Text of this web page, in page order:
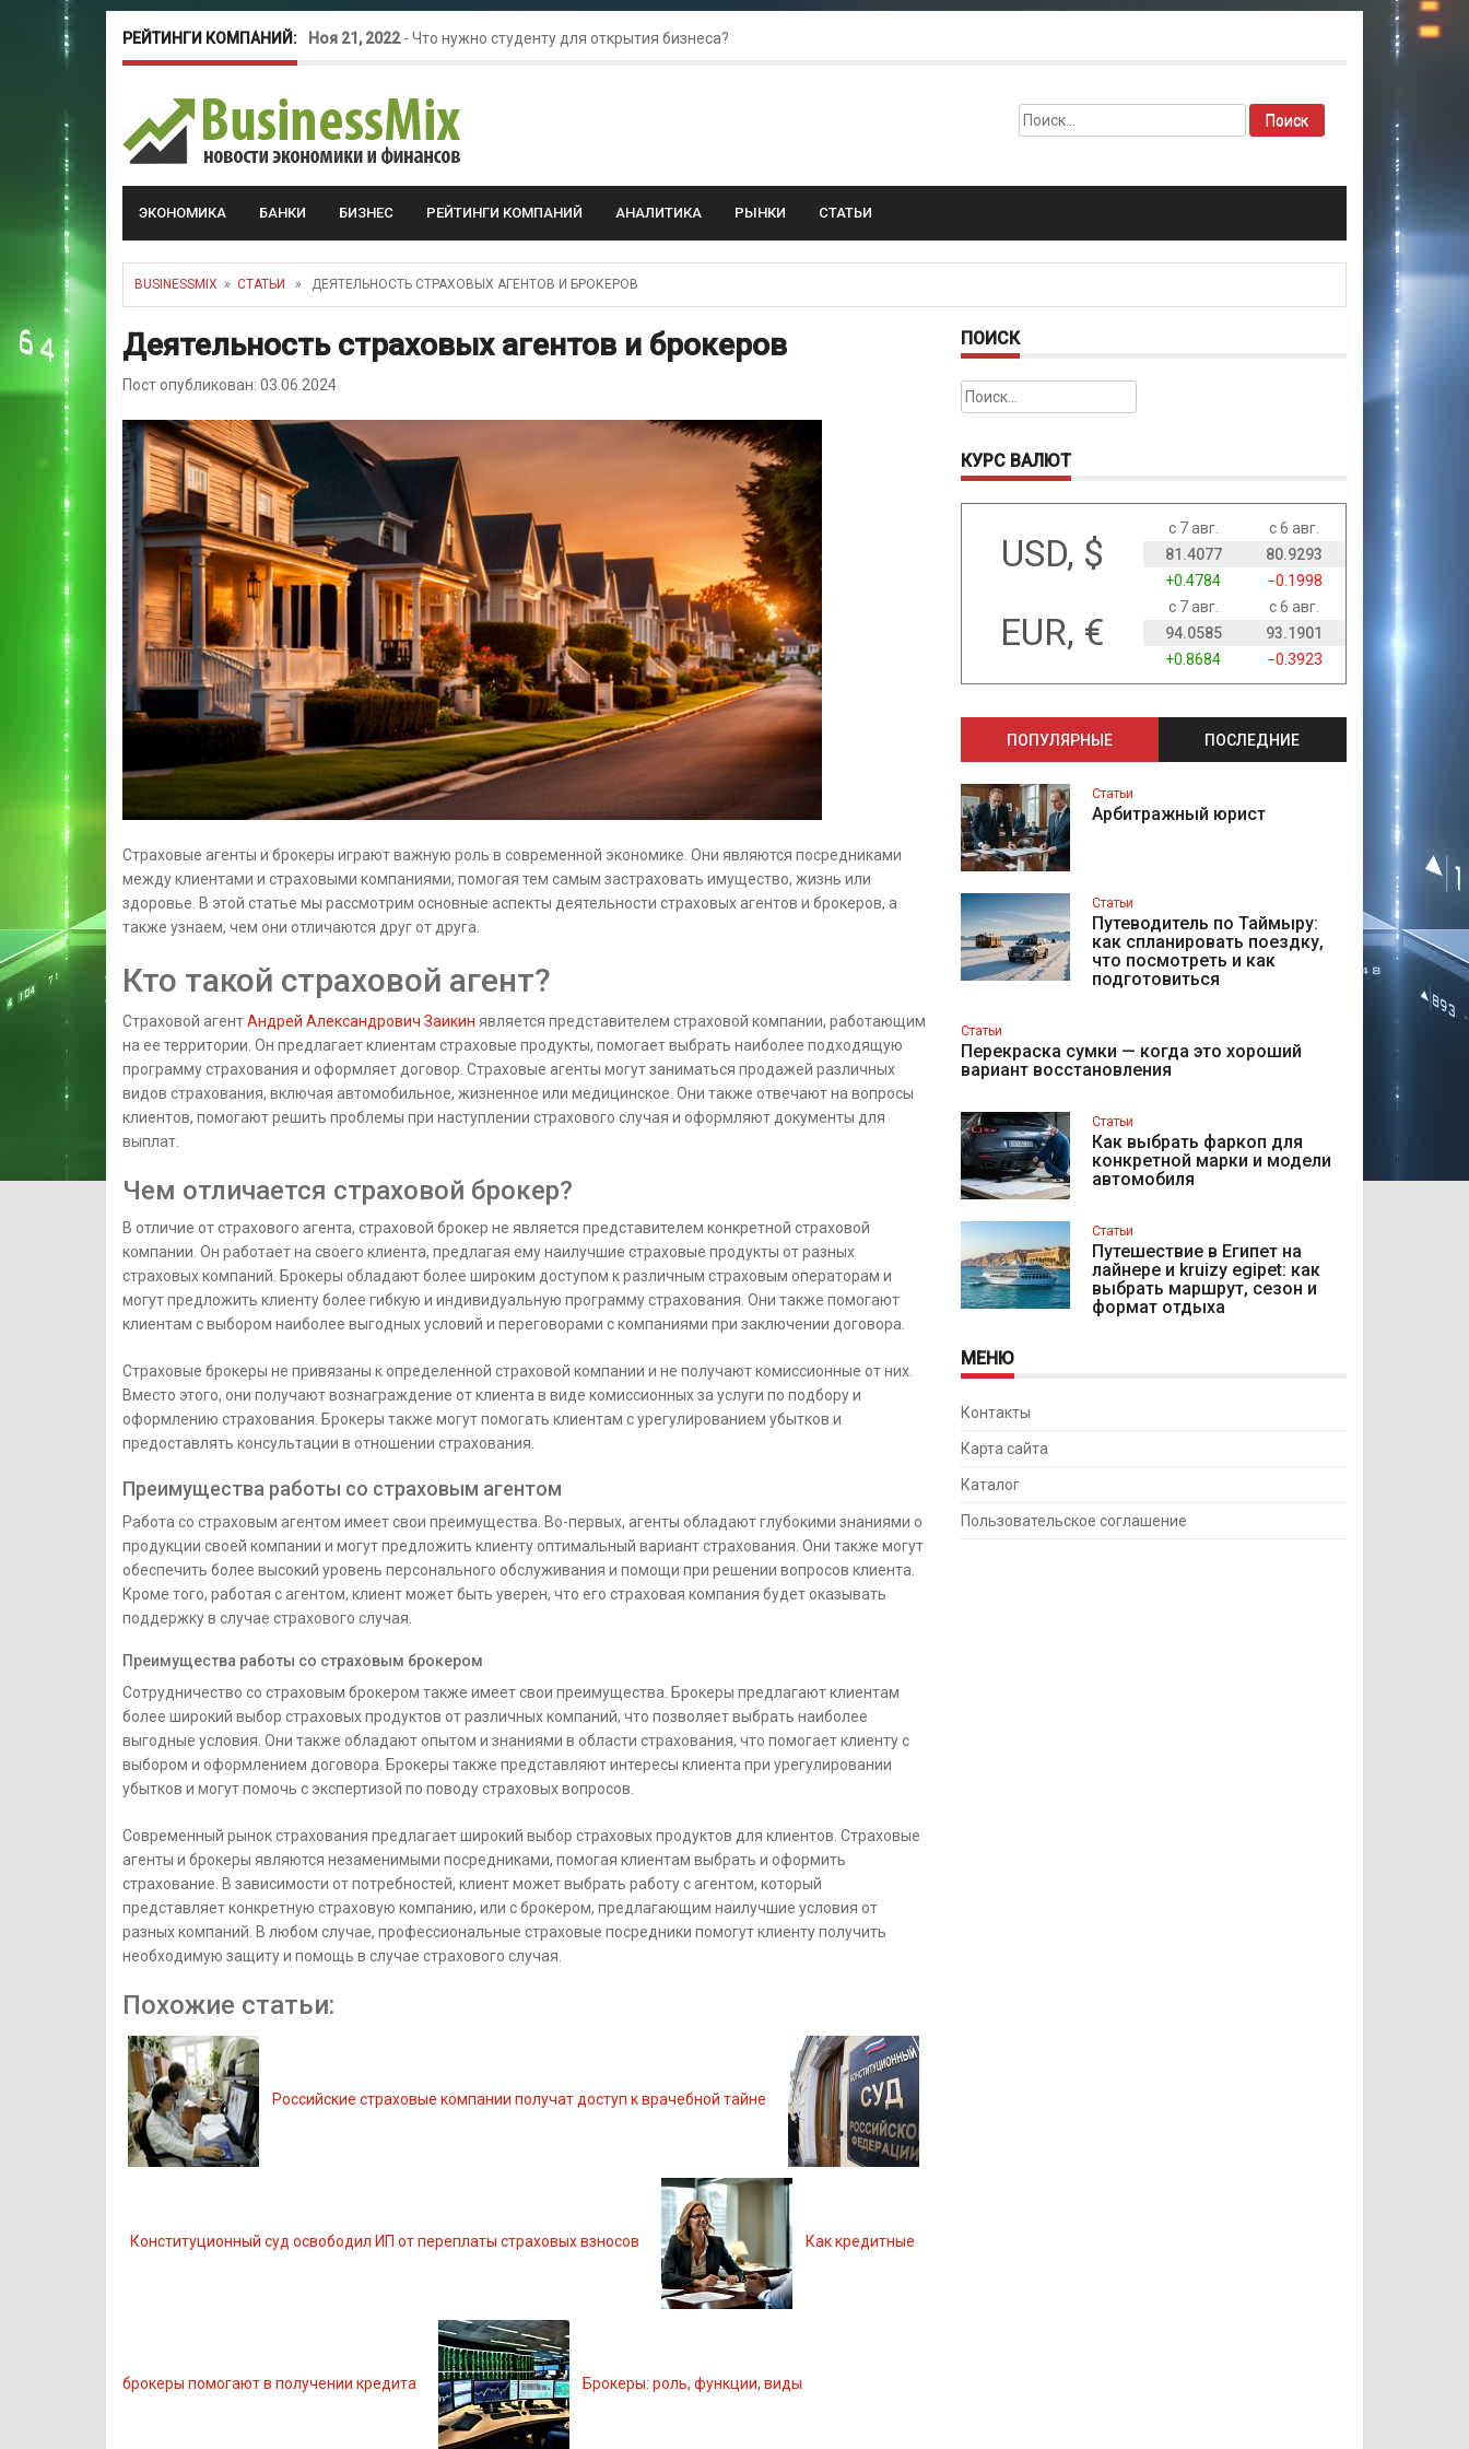
РЕЙТИНГИ КОМПАНИЙ: Ноя 21, 2022- Что нужно студенту для открытия бизнеса?
Май 16, 2022-Курсовые колебания: как защитить свой бизнес?
Найти:
ЭКОНОМИКА БАНКИ БИЗНЕС РЕЙТИНГИ КОМПАНИЙ АНАЛИТИКА РЫНКИ СТАТЬИ
BUSINESSMIX » СТАТЬИ » ДЕЯТЕЛЬНОСТЬ СТРАХОВЫХ АГЕНТОВ И БРОКЕРОВ
Деятельность страховых агентов и брокеров
Пост опубликован: 03.06.2024
Страховые агенты и брокеры играют важную роль в современной экономике. Они являются посредниками
между клиентами и страховыми компаниями, помогая тем самым застраховать имущество, жизнь или
здоровье. В этой статье мы рассмотрим основные аспекты деятельности страховых агентов и брокеров, а
также узнаем, чем они отличаются друг от друга.
Кто такой страховой агент?
Страховой агентАндрей Александрович Заикин является представителем страховой компании, работающим
на ее территории. Он предлагает клиентам страховые продукты, помогает выбрать наиболее подходящую
программу страхования и оформляет договор. Страховые агенты могут заниматься продажей различных
видов страхования, включая автомобильное, жизненное или медицинское. Они также отвечают на вопросы
клиентов, помогают решить проблемы при наступлении страхового случая и оформляют документы для
выплат.
Чем отличается страховой брокер?
В отличие от страхового агента, страховой брокер не является представителем конкретной страховой
компании. Он работает на своего клиента, предлагая ему наилучшие страховые продукты от разных
страховых компаний. Брокеры обладают более широким доступом к различным страховым операторам и
могут предложить клиенту более гибкую и индивидуальную программу страхования. Они также помогают
клиентам с выбором наиболее выгодных условий и переговорами с компаниями при заключении договора.
Страховые брокеры не привязаны к определенной страховой компании и не получают комиссионные от них.
Вместо этого, они получают вознаграждение от клиента в виде комиссионных за услуги по подбору и
оформлению страхования. Брокеры также могут помогать клиентам с урегулированием убытков и
предоставлять консультации в отношении страхования.
Преимущества работы со страховым агентом
Работа со страховым агентом имеет свои преимущества. Во-первых, агенты обладают глубокими знаниями о
продукции своей компании и могут предложить клиенту оптимальный вариант страхования. Они также могут
обеспечить более высокий уровень персонального обслуживания и помощи при решении вопросов клиента.
Кроме того, работая с агентом, клиент может быть уверен, что его страховая компания будет оказывать
поддержку в случае страхового случая.
Преимущества работы со страховым брокером
Сотрудничество со страховым брокером также имеет свои преимущества. Брокеры предлагают клиентам
более широкий выбор страховых продуктов от различных компаний, что позволяет выбрать наиболее
выгодные условия. Они также обладают опытом и знаниями в области страхования, что помогает клиенту с
выбором и оформлением договора. Брокеры также представляют интересы клиента при урегулировании
убытков и могут помочь с экспертизой по поводу страховых вопросов.
Современный рынок страхования предлагает широкий выбор страховых продуктов для клиентов. Страховые
агенты и брокеры являются незаменимыми посредниками, помогая клиентам выбрать и оформить
страхование. В зависимости от потребностей, клиент может выбрать работу с агентом, который
представляет конкретную страховую компанию, или с брокером, предлагающим наилучшие условия от
разных компаний. В любом случае, профессиональные страховые посредники помогут клиенту получить
необходимую защиту и помощь в случае страхового случая.
Похожие статьи:
Российские страховые компании получат доступ к врачебной тайне
Конституционный суд освободил ИП от переплаты страховых взносов Как кредитные
брокеры помогают в получении кредита Брокеры: роль, функции, виды
ПОИСК
Найти:
КУРС ВАЛЮТ
USD, $
с 7 авг.
с 6 авг.
81.4077
80.9293
+0.4784
−0.1998
EUR, €
с 7 авг.
с 6 авг.
94.0585
93.1901
+0.8684
−0.3923
ПОПУЛЯРНЫЕ ПОСЛЕДНИЕ
Статьи
Арбитражный юрист
Статьи
Путеводитель по Таймыру:
как спланировать поездку,
что посмотреть и как
подготовиться
Статьи
Перекраска сумки — когда это хороший
вариант восстановления
Статьи
Как выбрать фаркоп для
конкретной марки и модели
автомобиля
Статьи
Путешествие в Египет на
лайнере и kruizy egipet: как
выбрать маршрут, сезон и
формат отдыха
МЕНЮ
Контакты
Карта сайта
Каталог
Пользовательское соглашение